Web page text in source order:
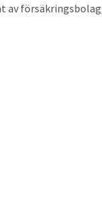
av